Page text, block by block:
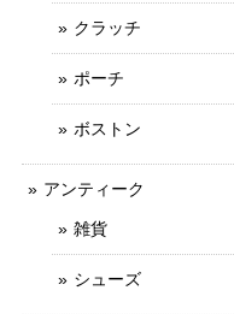
クラッチ
ポーチ
ボストン
アンティーク
雑貨
シューズ